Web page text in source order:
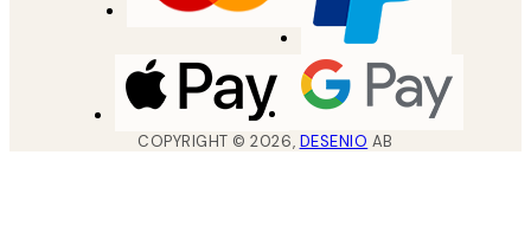
COPYRIGHT ©2026, DESENIO AB